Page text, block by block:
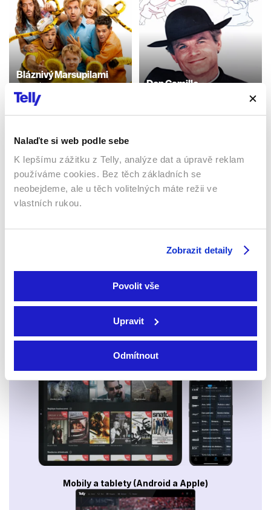
Nalaďte si web podle sebe
K lepšímu zážitku z Telly, analýze dat a úpravě reklam
používáme cookies. Bez těch základních se
neobejdeme, ale u těch volitelných máte režii ve
vlastních rukou.
Zobrazit detaily
Povolit vše
Upravit
Odmítnout
Bláznivý Marsupilami
Filmy / Dobrodružné /
Komedie
Don Camillo
Sledujte kdekoliv až na 6 zařízeních
Sledovat internetovou televizi jde odkudkoliv
po celé EU, a to až na 6 zařízeních.
Smart TV - Android, Google, Samsung, LG, VIDAA
Mobily a tablety (Android a Apple)